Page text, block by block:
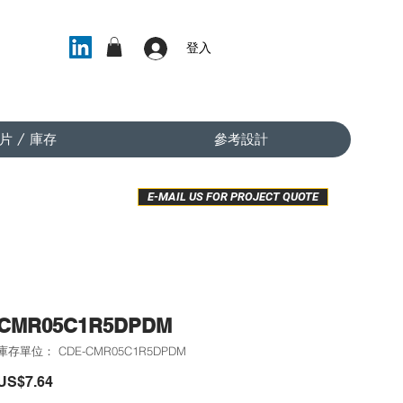
登入
/ 庫存 參考設計
存單位： CDE-CMR05C1R5DPDM
價
E-MAIL US FOR PROJECT QUOTE